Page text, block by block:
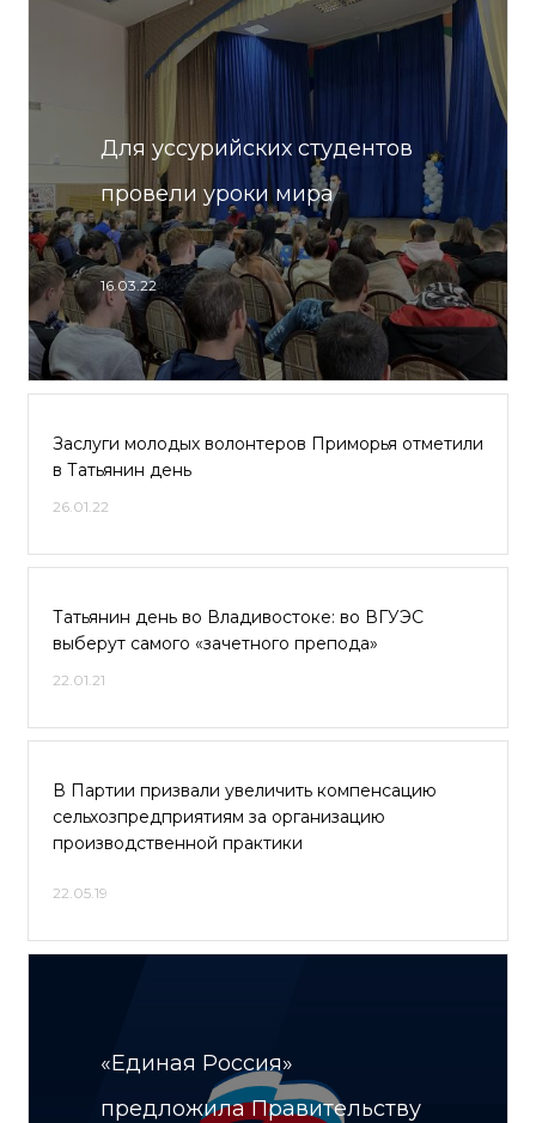
Для уссурийских студентов
провели уроки мира
16.03.22
Заслуги молодых волонтеров Приморья отметили
в Татьянин день
26.01.22
Татьянин день во Владивостоке: во ВГУЭС
выберут самого «зачетного препода»
22.01.21
В Партии призвали увеличить компенсацию
сельхозпредприятиям за организацию
производственной практики
22.05.19
«Единая Россия»
предложила Правительству